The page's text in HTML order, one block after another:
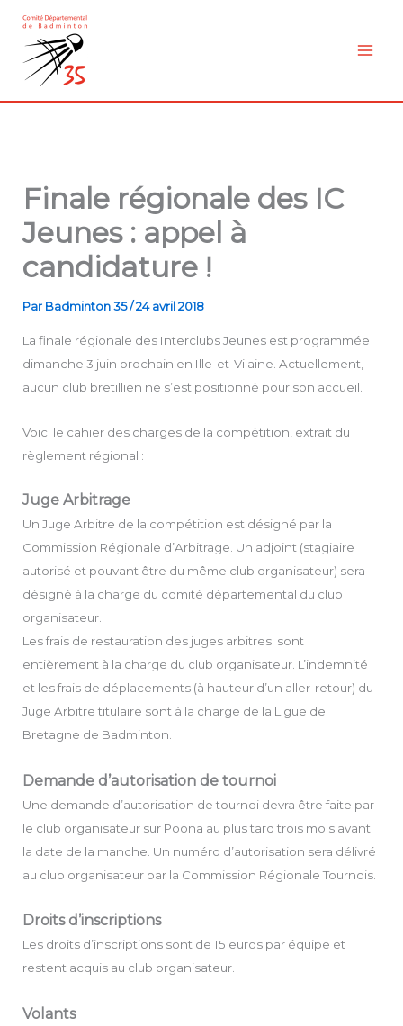
contenu
Finale régionale des IC
Jeunes : appel à
candidature !
Par Badminton 35/24 avril 2018
La finale régionale des Interclubs Jeunes est programmée
dimanche 3 juin prochain en Ille-et-Vilaine. Actuellement,
aucun club bretillien ne s’est positionné pour son accueil.
Voici le cahier des charges de la compétition, extrait du
règlement régional :
Juge Arbitrage
Un Juge Arbitre de la compétition est désigné par la
Commission Régionale d’Arbitrage. Un adjoint (stagiaire
autorisé et pouvant être du même club organisateur) sera
désigné à la charge du comité départemental du club
organisateur.
Les frais de restauration des juges arbitres sont
entièrement à la charge du club organisateur. L’indemnité
et les frais de déplacements (à hauteur d’un aller-retour) du
Juge Arbitre titulaire sont à la charge de la Ligue de
Bretagne de Badminton.
Demande d’autorisation de tournoi
Une demande d’autorisation de tournoi devra être faite par
le club organisateur sur Poona au plus tard trois mois avant
la date de la manche. Un numéro d’autorisation sera délivré
au club organisateur par la Commission Régionale Tournois.
Droits d’inscriptions
Les droits d’inscriptions sont de 15 euros par équipe et
restent acquis au club organisateur.
Volants